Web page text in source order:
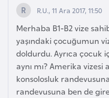
R.U., 11 Ara 2017, 11:50
Merhaba B1-B2 vize
yaşındaki çocuğumun
doldurdu. Ayrıca çocuk
aynı mı? Amerika
konsolosluk
randevusuna ben de
r
e
I
r
a
k